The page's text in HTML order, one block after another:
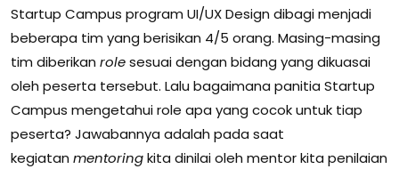
Startup Campus program UI/UX Design dibagi menjadi
beberapa tim yang berisikan 4/5 orang. Masing-masing
tim diberikan rolesesuai dengan bidang yang dikuasai
oleh peserta tersebut. Lalu bagaimana panitia Startup
Campus mengetahui role apa yang cocok untuk tiap
peserta? Jawabannya adalah pada saat
kegiatan mentoringkita dinilai oleh mentor kita penilaian